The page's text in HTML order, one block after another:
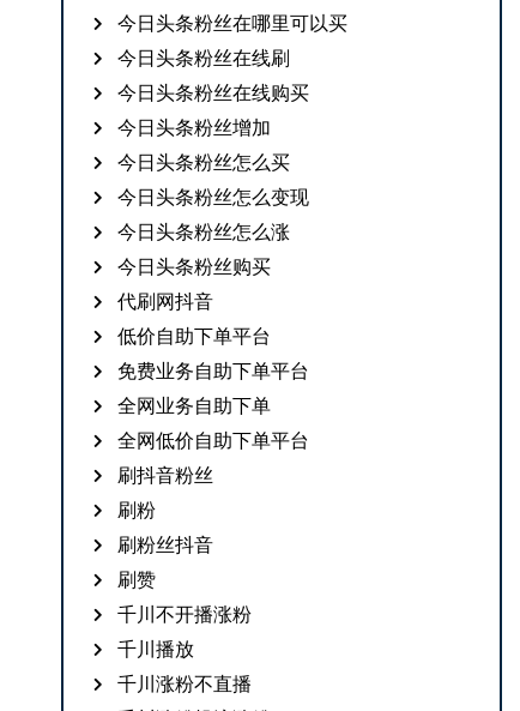
今日头条粉丝在哪里可以买
今日头条粉丝在线刷
今日头条粉丝在线购买
今日头条粉丝增加
今日头条粉丝怎么买
今日头条粉丝怎么变现
今日头条粉丝怎么涨
今日头条粉丝购买
代刷网抖音
低价自助下单平台
免费业务自助下单平台
全网业务自助下单
全网低价自助下单平台
刷抖音粉丝
刷粉
刷粉丝抖音
刷赞
千川不开播涨粉
千川播放
千川涨粉不直播